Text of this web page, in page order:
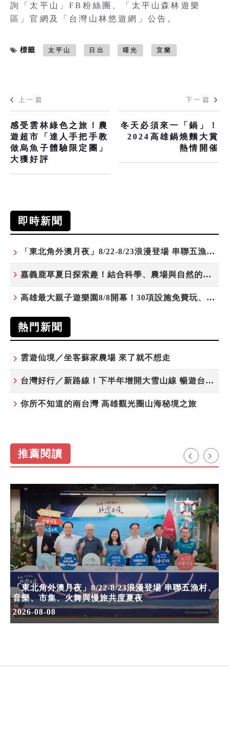
詢「太平山」FB粉絲團、「太平山森林遊樂
區」官網及「台灣山林悠遊網」公告。
標籤 太平山 日出 曙光 宜蘭
上一篇
感受雲林綠色之旅！農
遊超市「達人手把手教
做烏魚子體驗限定團」
大獲好評
下一篇
冬天必須來一「鍋」！
2024高雄鍋燒麵大賞
熱情開催
即時新聞
「東北角外澳月夜」8/22-8/23浪漫登場 串聯五漁村、音樂、市集、火舞與慢旅共度夏夜
嘉義鹿草夏日探索趣！結合科學、農場與自然的親子小旅行
高雄最大親子遊樂園8/8開幕！30項設施免費玩、YOYO家族嗨翻暑假
熱門新聞
雲遊仙境／坐客蘇家農場 來了就不想走
台灣好行／新路線！下半年增開大雪山線 暢遊台中更便利
你所不知道的南台灣 高雄觀光圈山海秘境之旅
推薦閱讀
「東北角外澳月夜」8/22-8/23浪漫登場 串聯五漁村、
音樂、市集、火舞與慢旅共度夏夜
2026-08-08